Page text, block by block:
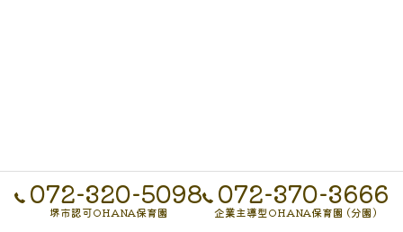
072-320-5098
堺市認可OHANA保育園
072-370-3666
企業主導型OHANA保育園 (分園)